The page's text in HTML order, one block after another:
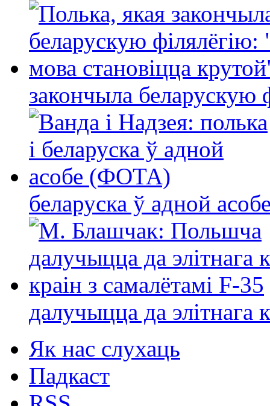
закончыла беларускую
беларуска ў адной
далучыцца да элітнага
Як нас слухаць
Падкаст